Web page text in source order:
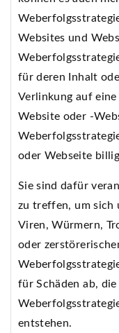
Websites und
für deren Inhalt
Verlinkung auf
Website oder -
oder Webseite
Sie sind dafür
zu treffen, um sich
Viren, Würmern,
oder
für Schäden ab,
entstehen.